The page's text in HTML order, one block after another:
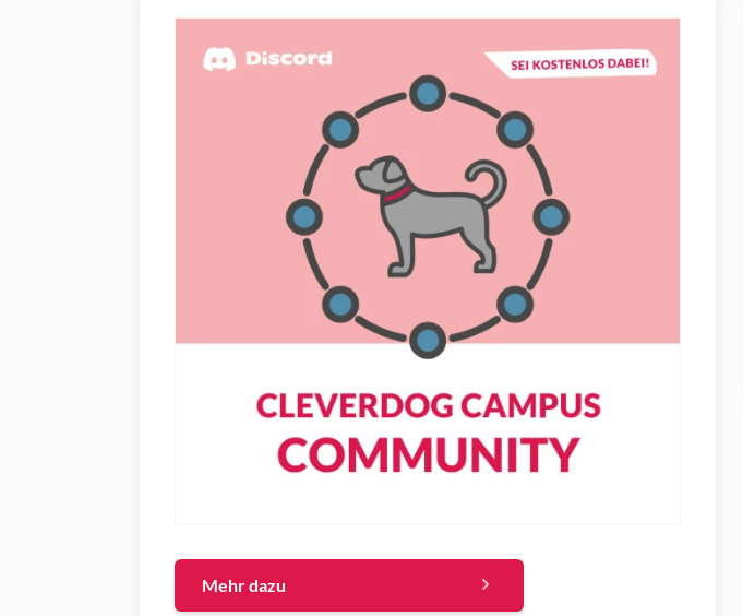
Mehr dazu